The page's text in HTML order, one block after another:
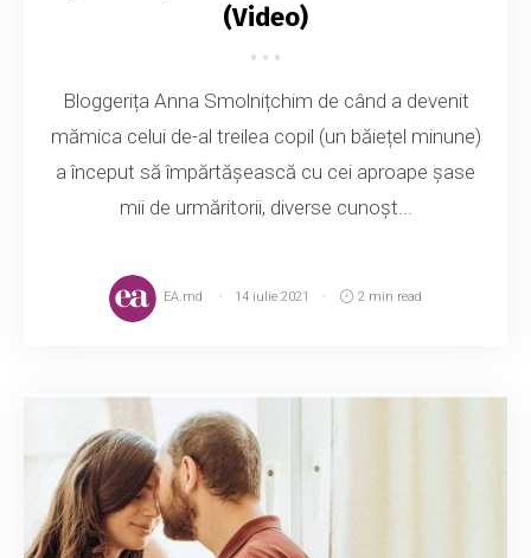
(Video)
Bloggerița Anna Smolnițchim de când a devenit
mămica celui de-al treilea copil (un băiețel minune)
a început să împărtășească cu cei aproape șase
mii de urmăritorii, diverse cunoșt...
EA.md 14 iulie 2021 2 min read